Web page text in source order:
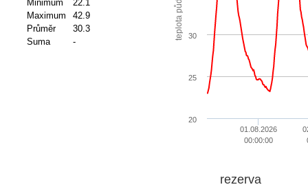
Minimum
22.1
Maximum
42.9
Průměr
30.3
Suma
-
teplota půdy 2
01.08.2026
00:00:00
20
25
30
rezerva